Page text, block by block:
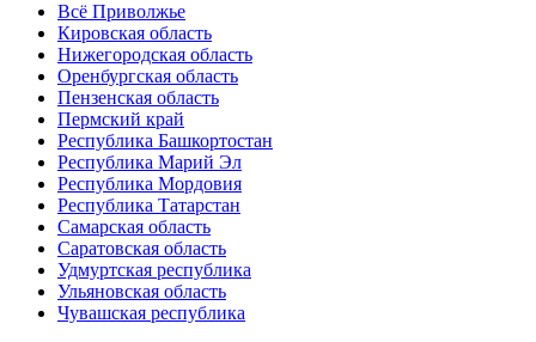
Всё Приволжье
Кировская область
Нижегородская область
Оренбургская область
Пензенская область
Пермский край
Республика Башкортостан
Республика Марий Эл
Республика Мордовия
Республика Татарстан
Самарская область
Саратовская область
Удмуртская республика
Ульяновская область
Чувашская республика